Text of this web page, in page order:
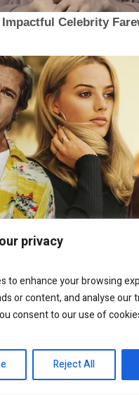
privacy
to enhance your browsing
or content, and analyse our
consent to our use of
Reject All